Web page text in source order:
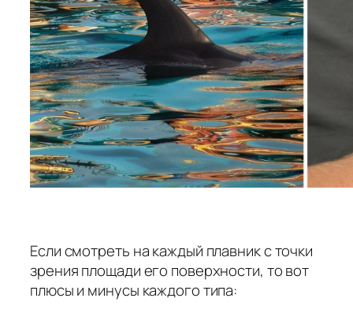
Если смотреть на каждый плавник с точки
зрения площади его поверхности, то вот
плюсы и минусы каждого типа: